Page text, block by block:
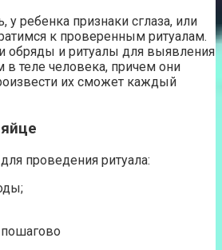
ребенка признаки сглаза, или
к проверенным ритуалам.
обряды и ритуалы для выявления
в теле человека, причем они
их сможет каждый
проведения ритуала:
пошагово